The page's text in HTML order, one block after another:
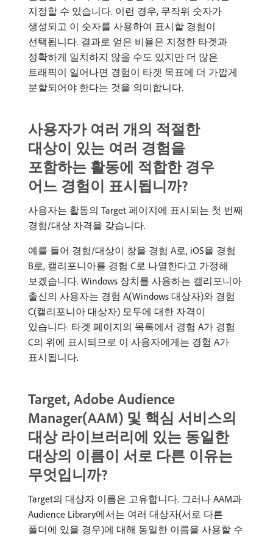
지정할 수 있습니다. 이런 경우, 무작위 숫자가
생성되고 이 숫자를 사용하여 표시할 경험이
선택됩니다. 결과로 얻은 비율은 지정한 타겟과
정확하게 일치하지 않을 수도 있지만 더 많은
트래픽이 일어나면 경험이 타겟 목표에 더 가깝게
분할되어야 한다는 것을 의미합니다.
사용자가 여러 개의 적절한
대상이 있는 여러 경험을
포함하는 활동에 적합한 경우
어느 경험이 표시됩니까?
사용자는 활동의 Target 페이지에 표시되는 첫 번째
경험/대상 자격을 갖습니다.
예를 들어 경험/대상이 창을 경험 A로, iOS을 경험
B로, 캘리포니아를 경험 C로 나열한다고 가정해
보겠습니다. Windows 장치를 사용하는 캘리포니아
출신의 사용자는 경험 A(Windows 대상자)와 경험
C(캘리포니아 대상자) 모두에 대한 자격이
있습니다. 타겟 페이지의 목록에서 경험 A가 경험
C의 위에 표시되므로 이 사용자에게는 경험 A가
표시됩니다.
Target, Adobe Audience
Manager(AAM) 및 핵심 서비스의
대상 라이브러리에 있는 동일한
대상의 이름이 서로 다른 이유는
무엇입니까?
Target의 대상자 이름은 고유합니다. 그러나 AAM과
Audience Library에서는 여러 대상자(서로 다른
폴더에 있을 경우)에 대해 동일한 이름을 사용할 수